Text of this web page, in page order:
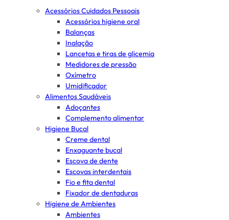
Acessórios Cuidados Pessoais
Acessórios higiene oral
Balanças
Inalação
Lancetas e tiras de glicemia
Medidores de pressão
Oxímetro
Umidificador
Alimentos Saudáveis
Adoçantes
Complemento alimentar
Higiene Bucal
Creme dental
Enxaguante bucal
Escova de dente
Escovas interdentais
Fio e fita dental
Fixador de dentaduras
Higiene de Ambientes
Ambientes